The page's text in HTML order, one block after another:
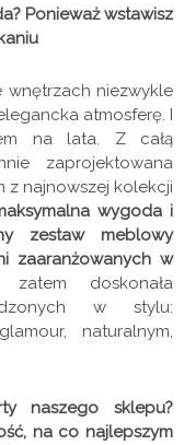
Ponieważ wstawisz
wnętrzach niezwykle
atmosferę. I
na lata. Z całą
zaprojektowana
z najnowszej kolekcji
wygoda i
zestaw meblowy
zaaranżowanych w
doskonała
w stylu:
naturalnym,
naszego sklepu?
na co najlepszym